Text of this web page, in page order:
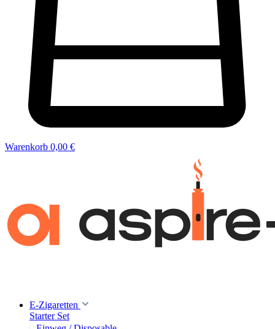
Warenkorb 0,00 €
E-Zigaretten
Starter Set